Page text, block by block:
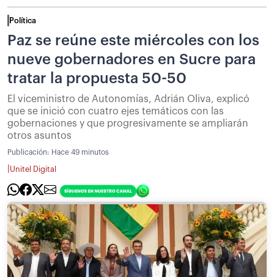
Política
Paz se reúne este miércoles con los
nueve gobernadores en Sucre para
tratar la propuesta 50-50
El viceministro de Autonomías, Adrián Oliva, explicó
que se inició con cuatro ejes temáticos con las
gobernaciones y que progresivamente se ampliarán
otros asuntos
Publicación: Hace 49 minutos
Unitel Digital